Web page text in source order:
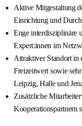
Aktive Mitgestaltung
Einrichtung und
Enge interdisziplinäre
Expert:innen im
Attraktiver Standort in
Freizeitwert sowie
Leipzig, Halle und
Zusätzliche
Kooperationspartnern